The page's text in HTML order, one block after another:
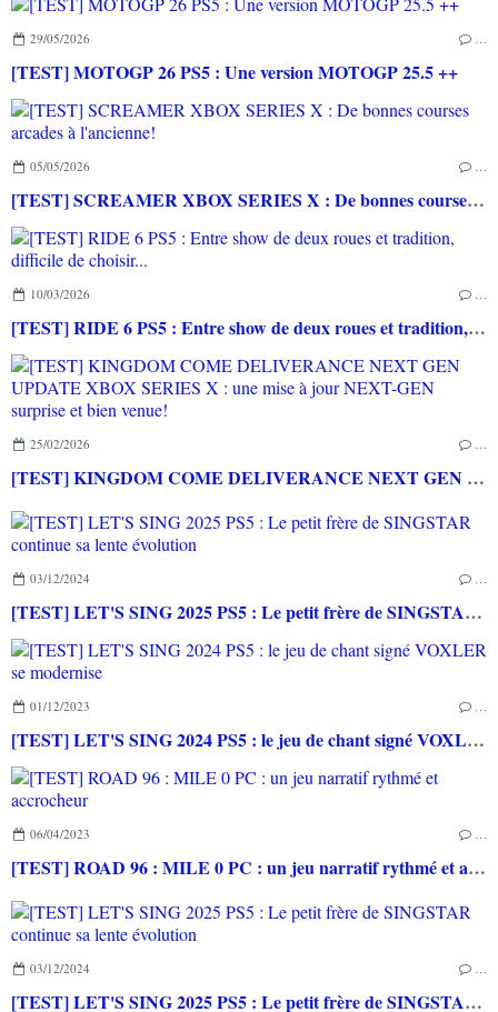
29/05/2026 …
[TEST] MOTOGP 26 PS5 : Une version MOTOGP 25.5 ++
05/05/2026 …
[TEST] SCREAMER XBOX SERIES X : De bonnes courses arcades à l'ancienne!
10/03/2026 …
[TEST] RIDE 6 PS5 : Entre show de deux roues et tradition, difficile de choisir...
25/02/2026 …
[TEST] KINGDOM COME DELIVERANCE NEXT GEN UPDATE XBOX SERIES X : une mise à jour NEXT-GEN surprise et bien venue!
03/12/2024 …
[TEST] LET'S SING 2025 PS5 : Le petit frère de SINGSTAR continue sa lente évolution
01/12/2023 …
[TEST] LET'S SING 2024 PS5 : le jeu de chant signé VOXLER se modernise
06/04/2023 …
[TEST] ROAD 96 : MILE 0 PC : un jeu narratif rythmé et accrocheur
03/12/2024 …
[TEST] LET'S SING 2025 PS5 : Le petit frère de SINGSTAR continue sa lente évolution